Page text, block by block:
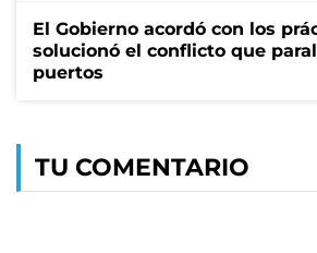
El Gobierno acordó con los
solucionó el conflicto que
puertos
TU COMENTARIO